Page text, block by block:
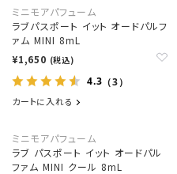
ミニモアパフューム
ラブパスポート イット オードパルフ
ァム MINI 8mL
¥1,650 (税込)
4.3 （3）
カートに入れる
ミニモアパフューム
ラブ パスポート イット オードパル
ファム MINI クール 8mL